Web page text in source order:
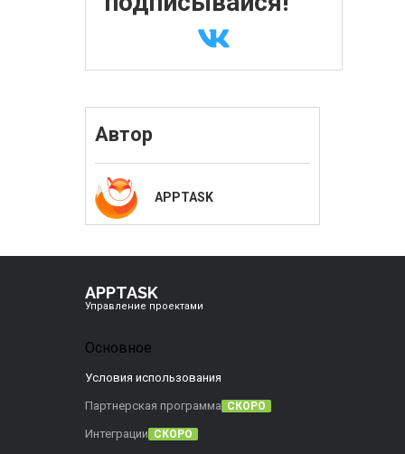
Автор
APPTASK
APPTASK
Управление проектами
Основное
Условия использования
Партнерская программа СКОРО
Интеграции СКОРО